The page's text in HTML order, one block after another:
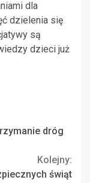
dla
dzielenia się
są
dzieci już
dróg
Kolejny:
świąt